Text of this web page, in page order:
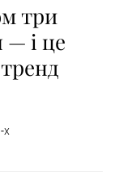
три
— і це
х